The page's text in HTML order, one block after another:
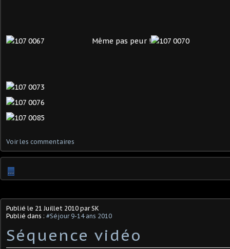
Même pas peur !
Voir les commentaires
…
Publié le 21 Juillet 2010 par SK
Publié dans : #Séjour 9-14 ans 2010
Séquence vidéo